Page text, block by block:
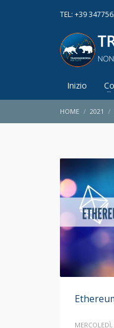
TEL: +39
Inizio
HOME 2021